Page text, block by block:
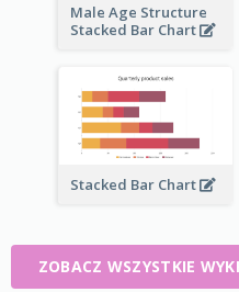
Male Age Structure
Stacked Bar Chart
Stacked Bar Chart
ZOBACZ WSZYSTKIE